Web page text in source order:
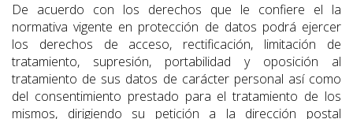
De acuerdo con los derechos que le confiere el la
normativa vigente en protección de datos podrá ejercer
los derechos de acceso, rectificación, limitación de
tratamiento, supresión, portabilidad y oposición al
tratamiento de sus datos de carácter personal así como
del consentimiento prestado para el tratamiento de los
mismos, dirigiendo su petición a la dirección postal